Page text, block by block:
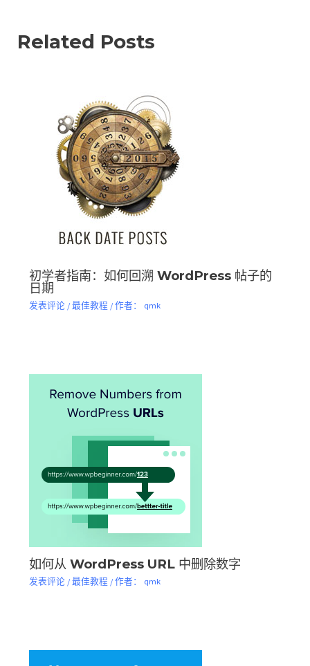
Related Posts
初学者指南：如何回溯 WordPress 帖子的
日期
发表评论 /最佳教程 / 作者： qmk
如何从 WordPress URL 中删除数字
发表评论 /最佳教程 / 作者： qmk